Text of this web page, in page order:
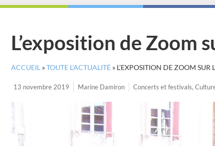
L’exposition de Zoom
ACCUEIL »TOUTE L’ACTUALITÉ » L’EXPOSITION DE ZOOM
13 novembre 2019 Marine Damiron Concerts et festivals,